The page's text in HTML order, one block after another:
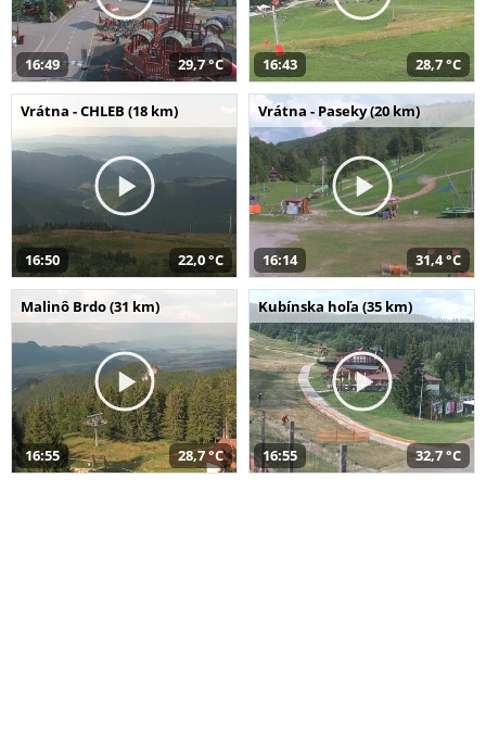
16:49 29,7 °C 16:43 28,7 °C
Vrátna - CHLEB (18 km)
16:50 22,0 °C
Vrátna - Paseky (20 km)
16:14 31,4 °C
Malinô Brdo (31 km)
16:55 28,7 °C
Kubínska hoľa (35 km)
16:55 32,7 °C